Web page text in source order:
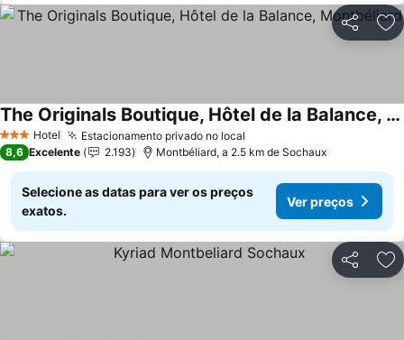
Partilhar
3 EstrelasHotel Estacionamento privado no local
The Originals Boutique, Hôtel de la Balance, Montbéliard
Ver preços
8,6 Excelente 2.193 Montbéliard, a 2.5 km de Sochaux
Selecione as datas para ver os preços
exatos.
Ver preços
Partilhar